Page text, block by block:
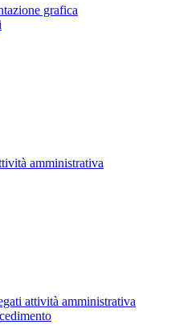
grafica
amministrativa
attività amministrativa